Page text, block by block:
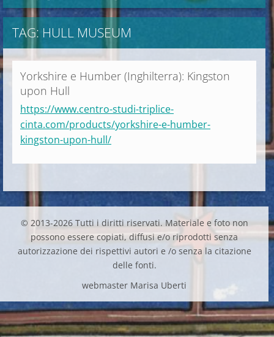
TAG: HULL MUSEUM
Yorkshire e Humber (Inghilterra): Kingston
upon Hull
https://www.centro-studi-triplice-
cinta.com/products/yorkshire-e-humber-
kingston-upon-hull/
© 2013-2026 Tutti i diritti riservati. Materiale e foto non
possono essere copiati, diffusi e/o riprodotti senza
autorizzazione dei rispettivi autori e /o senza la citazione
delle fonti.
webmaster Marisa Uberti